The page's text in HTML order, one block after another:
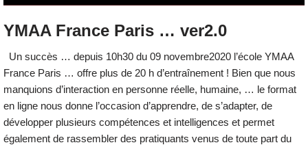
YMAA France Paris … ver2.0
Un succès … depuis 10h30 du 09 novembre2020 l’école YMAA
France Paris … offre plus de 20 h d’entraînement ! Bien que nous
manquions d’interaction en personne réelle, humaine, … le format
en ligne nous donne l’occasion d’apprendre, de s’adapter, de
développer plusieurs compétences et intelligences et permet
également de rassembler des pratiquants venus de toute part du